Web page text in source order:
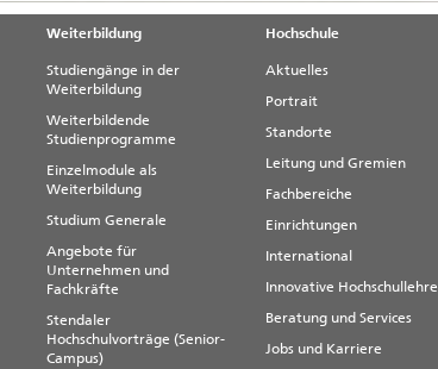
Weiterbildung
Studiengänge in der
Weiterbildung
Weiterbildende
Studienprogramme
Einzelmodule als
Weiterbildung
Studium Generale
Angebote für
Unternehmen und
Fachkräfte
Stendaler
Hochschulvorträge (Senior-
Campus)
Hochschule
Aktuelles
Portrait
Standorte
Leitung und Gremien
Fachbereiche
Einrichtungen
International
Innovative Hochschullehre
Beratung und Services
Jobs und Karriere